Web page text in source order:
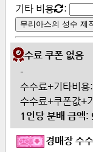
기타 비용
:
무리아스의 성수 제
수수료 쿠폰 없음
-
수수료+기타비용:
수수료+쿠폰값+
1인당 분배 금액:
경매장 수